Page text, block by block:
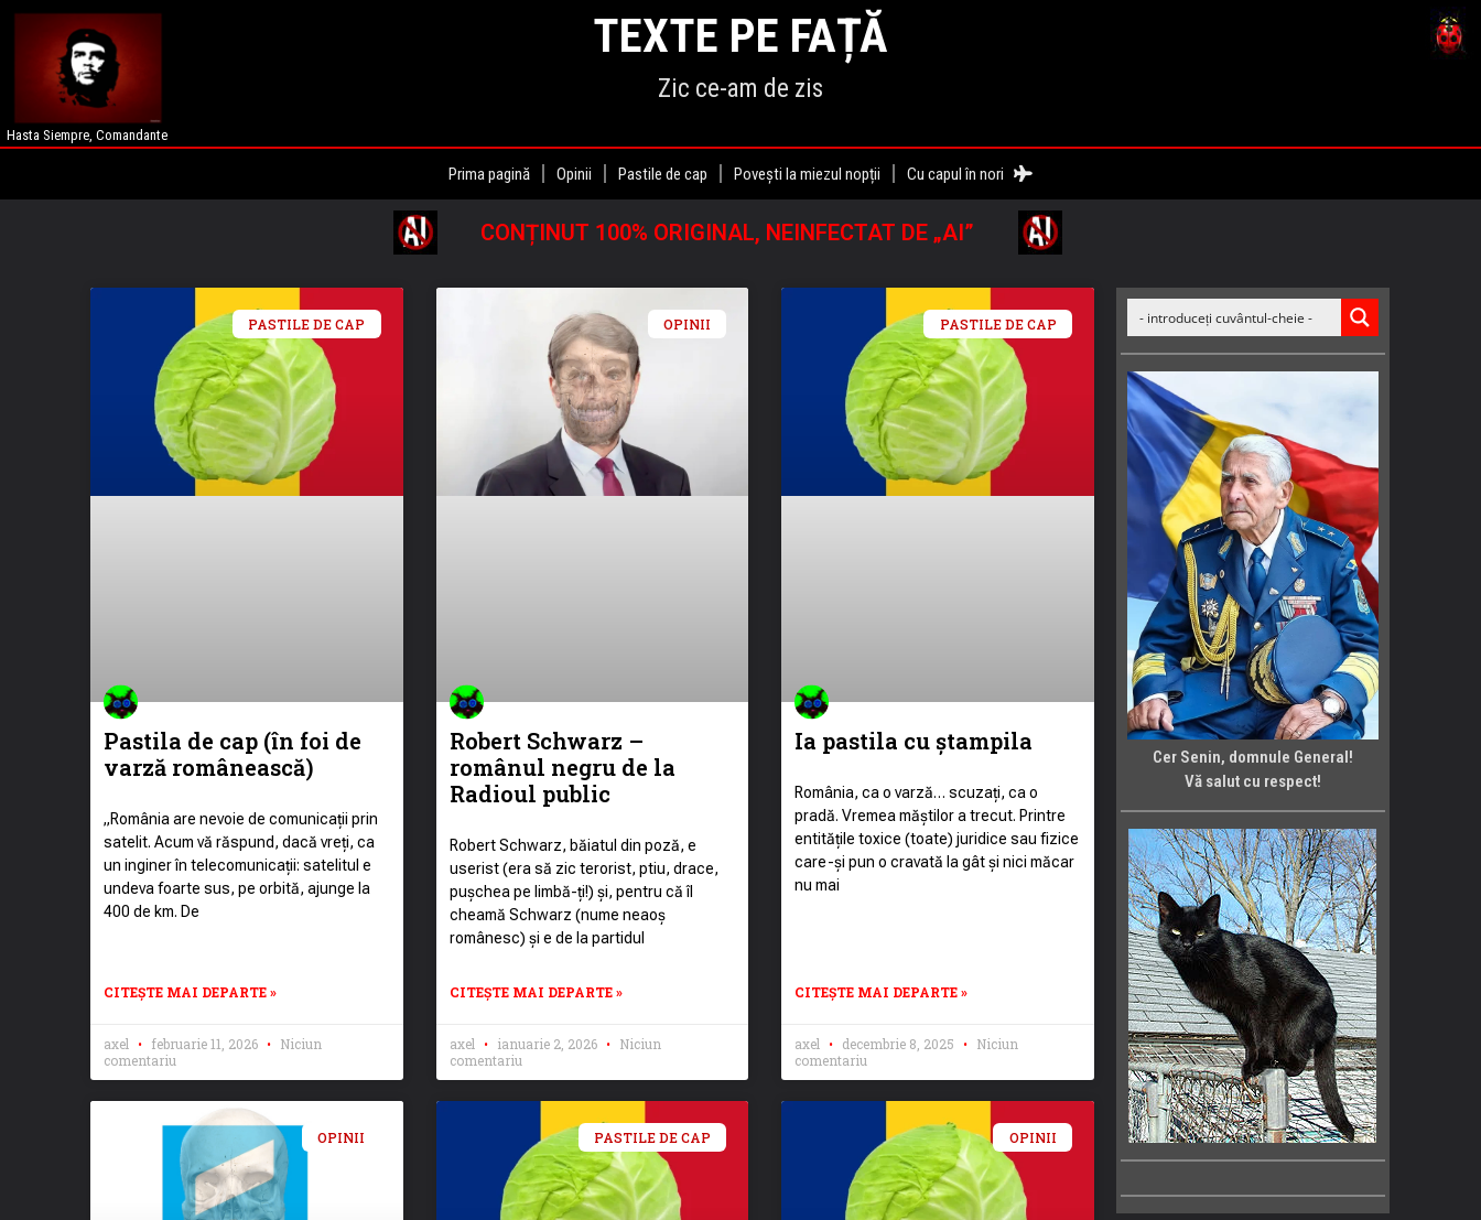
Hasta Siempre, Comandante
TEXTE PE FAȚĂ
Zic ce-am de zis
Prima pagină Opinii Pastile de cap Povești la miezul nopții Cu capul în nori
CONȚINUT 100% ORIGINAL, NEINFECTAT DE „AI”
PASTILE DE CAP
Pastila de cap (în foi de
varză românească)
„România are nevoie de comunicații prin
satelit. Acum vă răspund, dacă vreți, ca
un inginer în telecomunicații: satelitul e
undeva foarte sus, pe orbită, ajunge la
400 de km. De
CITEȘTE MAI DEPARTE »
axel februarie 11, 2026
Niciun
comentariu
OPINII
Robert Schwarz –
românul negru de la
Radioul public
Robert Schwarz, băiatul din poză, e
userist (era să zic terorist, ptiu, drace,
pușchea pe limbă-ți!) și, pentru că îl
cheamă Schwarz (nume neaoș
românesc) și e de la partidul
CITEȘTE MAI DEPARTE »
axel ianuarie 2, 2026
Niciun
comentariu
PASTILE DE CAP
Ia pastila cu ștampila
România, ca o varză… scuzați, ca o
pradă. Vremea măștilor a trecut. Printre
entitățile toxice (toate) juridice sau fizice
care-și pun o cravată la gât și nici măcar
nu mai
CITEȘTE MAI DEPARTE »
axel decembrie 8, 2025
Niciun
comentariu
OPINII PASTILE DE CAP OPINII
Cer Senin, domnule General!
Vă salut cu respect!